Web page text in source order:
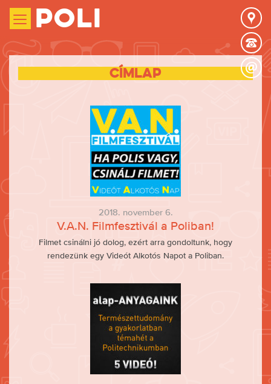
Poli
Címlap
2018. november 6.
V.A.N. Filmfesztivál a Poliban!
Filmet csinálni jó dolog, ezért arra gondoltunk, hogy
rendezünk egy Videót Alkotós Napot a Poliban.